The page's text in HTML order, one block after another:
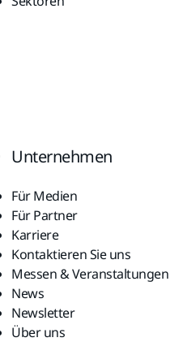
Unternehmen
Für Medien
Für Partner
Karriere
Kontaktieren Sie uns
Messen & Veranstaltungen
News
Newsletter
Über uns